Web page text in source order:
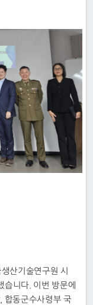
산기술연구원 시
니다. 이번 방문에
합동군수사령부 국